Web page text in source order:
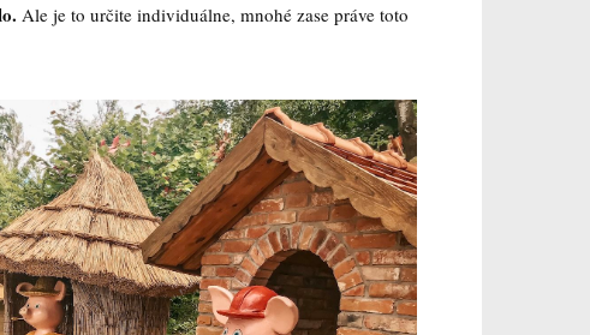
Ale je to určite individuálne, mnohé zase práve toto